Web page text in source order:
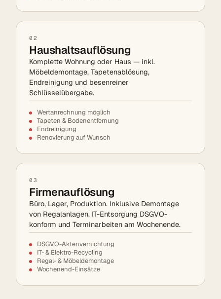
02
Haushaltsauflösung
Komplette Wohnung oder Haus — inkl.
Möbeldemontage, Tapetenablösung,
Endreinigung und besenreiner
Schlüsselübergabe.
Wertanrechnung möglich
Tapeten & Bodenentfernung
Endreinigung
Renovierung auf Wunsch
03
Firmenauflösung
Büro, Lager, Produktion. Inklusive Demontage
von Regalanlagen, IT-Entsorgung DSGVO-
konform und Terminarbeiten am Wochenende.
DSGVO-Aktenvernichtung
IT- & Elektro-Recycling
Regal- & Möbeldemontage
Wochenend-Einsätze